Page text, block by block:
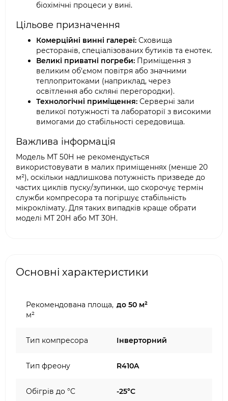
біохімічні процеси у вині.
Цільове призначення
Комерційні винні галереї: Сховища
ресторанів, спеціалізованих бутиків та енотек.
Великі приватні погреби: Приміщення з
великим об'ємом повітря або значними
теплопритоками (наприклад, через
освітлення або скляні перегородки).
Технологічні приміщення: Серверні зали
великої потужності та лабораторії з високими
вимогами до стабільності середовища.
Важлива інформація
Модель MT 50Н не рекомендується
використовувати в малих приміщеннях (менше 20
м²), оскільки надлишкова потужність призведе до
частих циклів пуску/зупинки, що скорочує термін
служби компресора та погіршує стабільність
мікроклімату. Для таких випадків краще обрати
моделі MT 20Н або MT 30Н.
Основні характеристики
Рекомендована площа,
м²
до 50 м²
Тип компресора Інверторний
Тип фреону R410A
Обігрів до °C -25°C